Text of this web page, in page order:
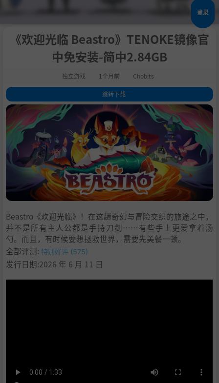
登录
《欢迎光临 Beastro》TENOKE镜像官
中免安装-简中2.84GB
独立游戏 1个月前 Chobits
跳转下载
1.关于此游戏
2 系统需求
3 .支持作者
.学习
Beastro《欢迎光临》！在这趟奇幻与冒险交织的旅途之中，
并不是所有主人公都是手持刀剑……有些手上更爱拿着汤
勺。而且，有时候要想拯救世界，需要先美餐一顿。
全部评测: 特别好评 (575)
发行日期:2026 年 6 月 11 日